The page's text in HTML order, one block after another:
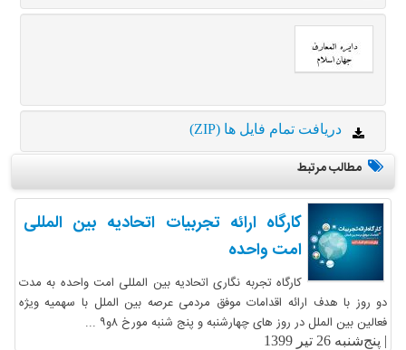
دریافت تمام فایل ها (ZIP)
مطالب مرتبط
کارگاه ارائه تجربیات اتحادیه بین المللی
امت واحده
کارگاه تجربه نگاری اتحادیه بین المللی امت واحده به مدت
دو روز با هدف ارائه اقدامات موفق مردمی عرصه بین الملل با سهمیه ویژه
فعالین بین الملل در روز های چهارشنبه و پنج شنبه مورخ ۸و۹ ...
| پنج‌شنبه 26 تیر 1399